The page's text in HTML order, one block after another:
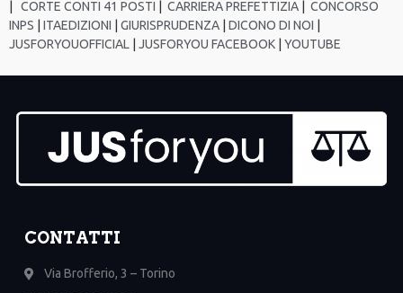
CORTE CONTI 41 POSTI CARRIERA PREFETTIZIA
CONCORSO
INPS
ITAEDIZIONI GIURISPRUDENZA DICONO DI NOI
JUSFORYOUOFFICIAL
JUSFORYOU FACEBOOK YOUTUBE
CONTATTI
Via Brofferio, 3 – Torino